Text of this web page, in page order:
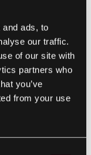
ads, to
our traffic.
of our site with
partners who
you’ve
from your use
umawianie